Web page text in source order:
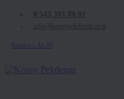
Randevu ALIN